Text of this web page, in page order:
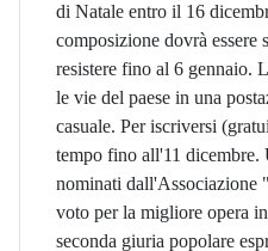
di Natale entro il 16
composizione dovrà essere
resistere fino al 6 gennaio.
le vie del paese in una
casuale. Per iscriversi
tempo fino all'11 dicembre.
nominati dall'Associazione
voto per la migliore opera
seconda giuria popolare